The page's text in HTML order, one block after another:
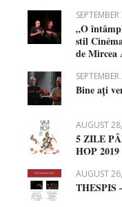
„O
stil
de Mircea
Bine ați
AUGUST
5 ZILE
HOP
AUGUST
THESPIS